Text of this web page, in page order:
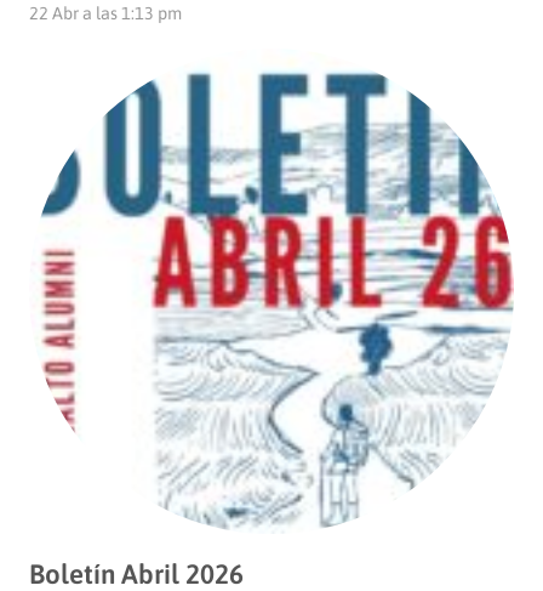
22 Abr a las 1:13 pm
Boletín Abril 2026